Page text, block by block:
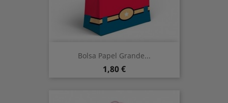
Bolsa Papel Grande...
Precio
1,80 €